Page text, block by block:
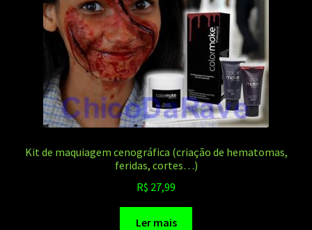
Kit de maquiagem cenográfica (criação de hematomas,
feridas, cortes…)
R$ 27,99
Ler mais